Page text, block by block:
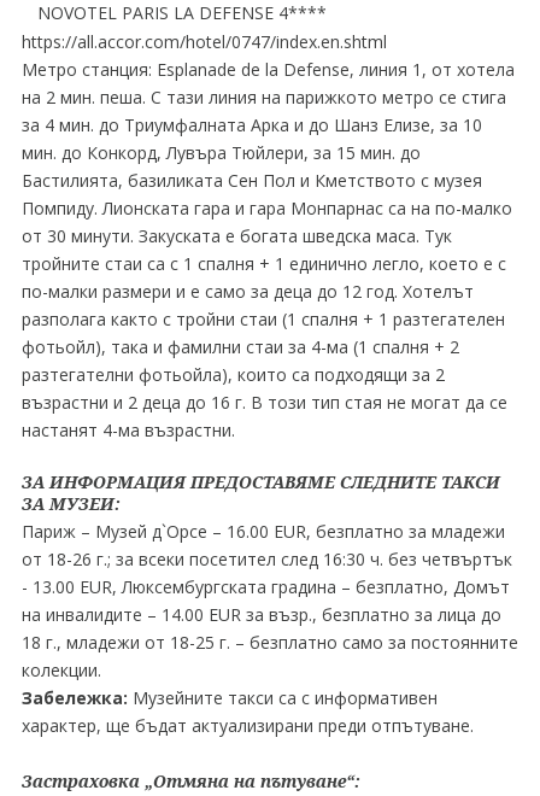
NOVOTEL PARIS LA DEFENSE 4****
https://all.accor.com/hotel/0747/index.en.shtml
Метро станция: Esplanade de la Defense, линия 1, от хотела
на 2 мин. пеша. С тази линия на парижкото метро се стига
за 4 мин. до Триумфалната Арка и до Шанз Елизе, за 10
мин. до Конкорд, Лувъра Тюйлери, за 15 мин. до
Бастилията, базиликата Сен Пол и Кметството с музея
Помпиду. Лионската гара и гара Монпарнас са на по-малко
от 30 минути. Закуската е богата шведска маса. Тук
тройните стаи са с 1 спалня + 1 единично легло, което е с
по-малки размери и е само за деца до 12 год. Хотелът
разполага както с тройни стаи (1 спалня + 1 разтегателен
фотьойл), така и фамилни стаи за 4-ма (1 спалня + 2
разтегателни фотьойла), които са подходящи за 2
възрастни и 2 деца до 16 г. В този тип стая не могат да се
настанят 4-ма възрастни.
ЗА ИНФОРМАЦИЯ ПРЕДОСТАВЯМЕ СЛЕДНИТЕ ТАКСИ
ЗА МУЗЕИ:
Париж – Музей д`Орсе – 16.00 EUR, безплатно за младежи
от 18-26 г.; за всеки посетител след 16:30 ч. без четвъртък
- 13.00 EUR, Люксембургската градина – безплатно, Домът
на инвалидите – 14.00 EUR за възр., безплатно за лица до
18 г., младежи от 18-25 г. – безплатно само за постоянните
колекции.
Забележка: Музейните такси са с информативен
характер, ще бъдат актуализирани преди отпътуване.
Застраховка „Отмяна на пътуване“: